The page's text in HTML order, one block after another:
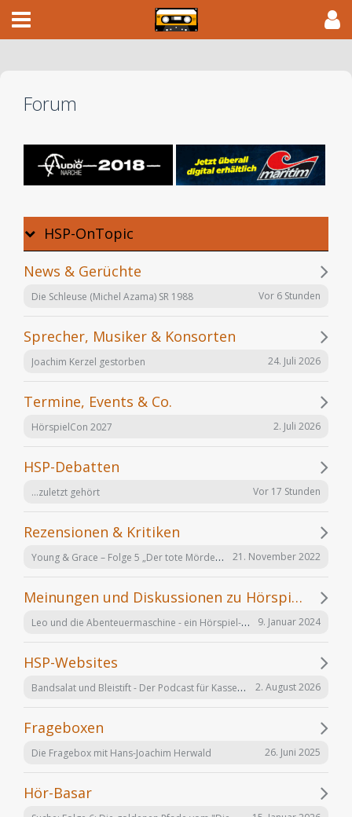
Forum
HSP-OnTopic
News & Gerüchte
Die Schleuse (Michel Azama) SR 1988 Vor 6 Stunden
Sprecher, Musiker & Konsorten
Joachim Kerzel gestorben 24. Juli 2026
Termine, Events & Co.
HörspielCon 2027 2. Juli 2026
HSP-Debatten
...zuletzt gehört Vor 17 Stunden
Rezensionen & Kritiken
Young & Grace – Folge 5 „Der tote Mörder“ von TOS Hörfabrik 21. November 2022
Meinungen und Diskussionen zu Hörspielen und Hörbüchern
Leo und die Abenteuermaschine - ein Hörspiel-Desaster mit Happy End 9. Januar 2024
HSP-Websites
Bandsalat und Bleistift - Der Podcast für Kassetten-Kinder 2. August 2026
Frageboxen
Die Fragebox mit Hans-Joachim Herwald 26. Juni 2025
Hör-Basar